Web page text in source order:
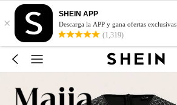
×
SHEIN APP
Descarga la APP y gana ofertas exclusivas
(1,319)